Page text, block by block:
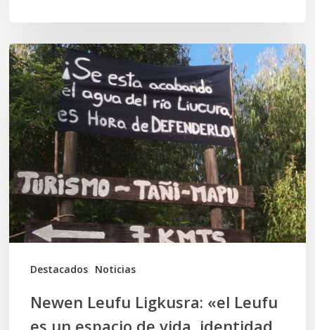
Destacados Noticias
Newen
Leufu
Ligkusra:
«el
Leufu
es
un
espacio
de
vida,
espiritualidad
Newen Leufu Ligkusra: «el Leufu
es un espacio de vida, identidad,